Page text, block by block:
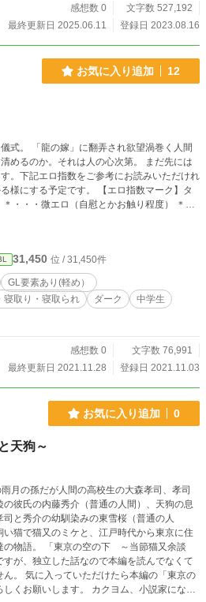
感想数 0
文字数 527,192
最終更新日 2025.06.11
登録日 2023.08.16
お気に入り追加 12
式。 「龍の嫁」に翻弄され欲望渦巻く人間
か。それは人の心次第。 まだ先には
。下記エロ指数をご参考にお読みいただけれ
です。 【エロ指数マーク】タ
・・・微エロ（自慰とかお触り程度） ＊
＊＊・・・特殊エロ（性癖展開なんでも許
31,450 位 / 31,450件
GL要素あり(軽め）
寝取り・寝取られ ダーク
中学生
感想数 0
文字数 76,991
最終更新日 2021.11.28
登録日 2021.11.03
お気に入り追加 0
天狗～
月の孫だが人間の高校生の大森孝司、孝司
の彼氏の内藤秀介（普通の人間）、天狗の息
司と秀介の幼馴染みの東雪桜（普通の人
い猫で猫又のミケと、江戸時代から東京に住
下 ～当節猫又余談
すが、独立した話なので本編を読んでなくて
ん。 気に入っていただけたら本編の「東京の
します。 カクヨム、小説家になろ